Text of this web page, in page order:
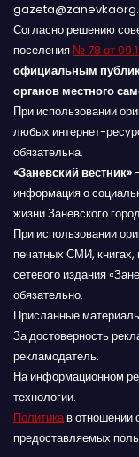
Согласно решению
поселения № 78 от
официальным
органов местного
При использовании
любых интернет-
обязательна.
«Заневский вестник»
информация о
жизни Заневского
При использовании
печатных СМИ,
сетевого издания
обязательно.
Присланные
За достоверность
рекламодатель.
На информационном
технологии.
Политикав отношении
предоставляемых